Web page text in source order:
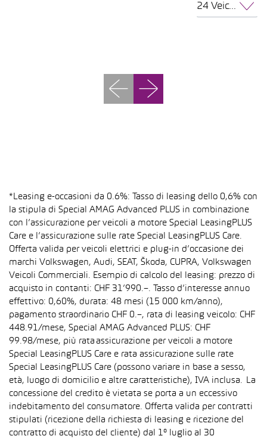
24 Veicoli per pagina
*Leasing e-occasioni da 0.6%: Tasso di leasing dello 0,6% con
la stipula di Special AMAG Advanced PLUS in combinazione
con l’assicurazione per veicoli a motore Special LeasingPLUS
Care e l’assicurazione sulle rate Special LeasingPLUS Care.
Offerta valida per veicoli elettrici e plug-in d’occasione dei
marchi Volkswagen, Audi, SEAT, Škoda, CUPRA, Volkswagen
Veicoli Commerciali. Esempio di calcolo del leasing: prezzo di
acquisto in contanti: CHF 31’990.–. Tasso d’interesse annuo
effettivo: 0,60%, durata: 48 mesi (15 000 km/anno),
pagamento straordinario CHF 0.–, rata di leasing veicolo: CHF
448.91/mese, Special AMAG Advanced PLUS: CHF
99.98/mese, più rata assicurazione per veicoli a motore
Special LeasingPLUS Care e rata assicurazione sulle rate
Special LeasingPLUS Care (possono variare in base a sesso,
età, luogo di domicilio e altre caratteristiche), IVA inclusa. La
concessione del credito è vietata se porta a un eccessivo
indebitamento del consumatore. Offerta valida per contratti
stipulati (ricezione della richiesta di leasing e ricezione del
contratto di acquisto del cliente) dal 1° luglio al 30